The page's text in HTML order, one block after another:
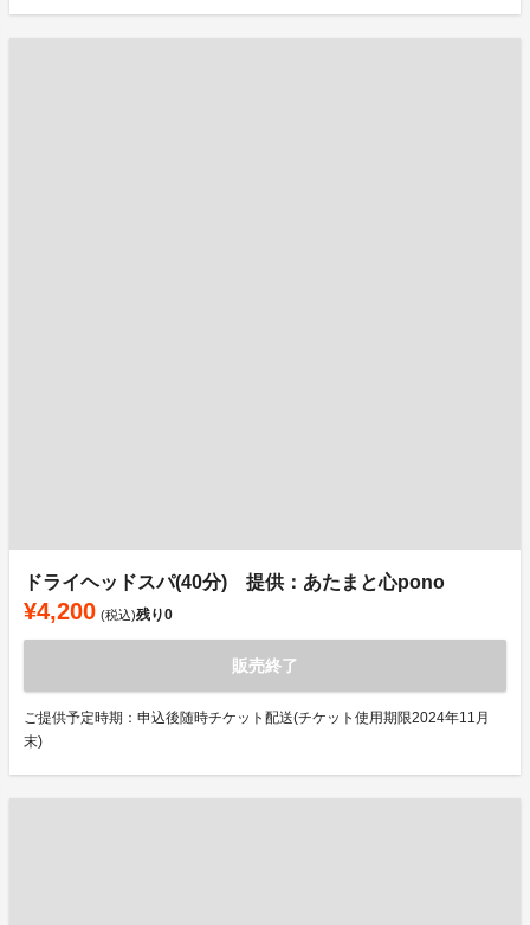
ドライヘッドスパ(40分) 提供：あたまと心pono
¥4,200 (税込)残り0
販売終了
ご提供予定時期：申込後随時チケット配送(チケット使用期限2024年11月
末)